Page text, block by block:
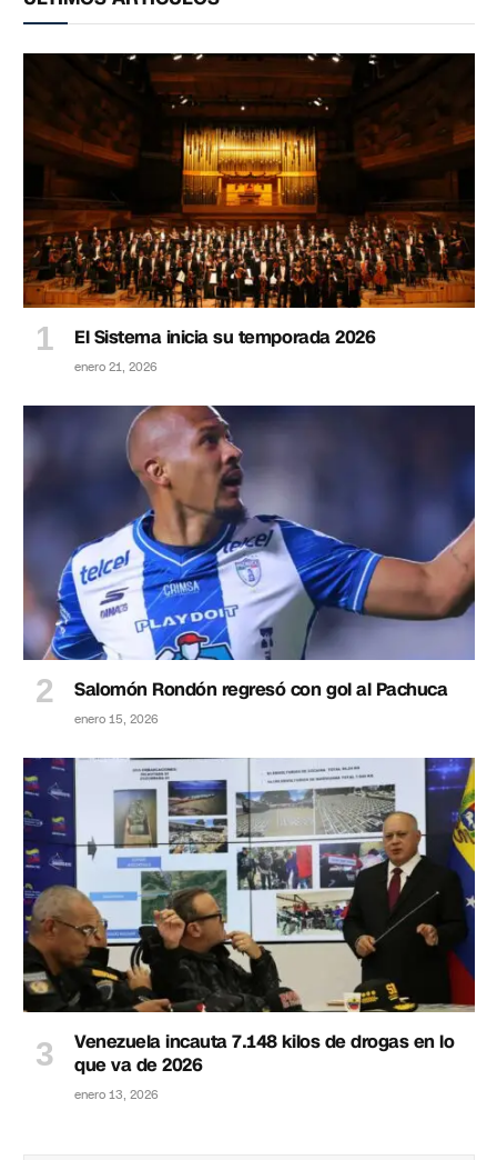
El Sistema inicia su temporada 2026
enero 21, 2026
Salomón Rondón regresó con gol al Pachuca
enero 15, 2026
Venezuela incauta 7.148 kilos de drogas en lo
que va de 2026
enero 13, 2026